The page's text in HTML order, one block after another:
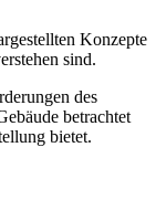
Konzepte
sind.
des
betrachtet
bietet.